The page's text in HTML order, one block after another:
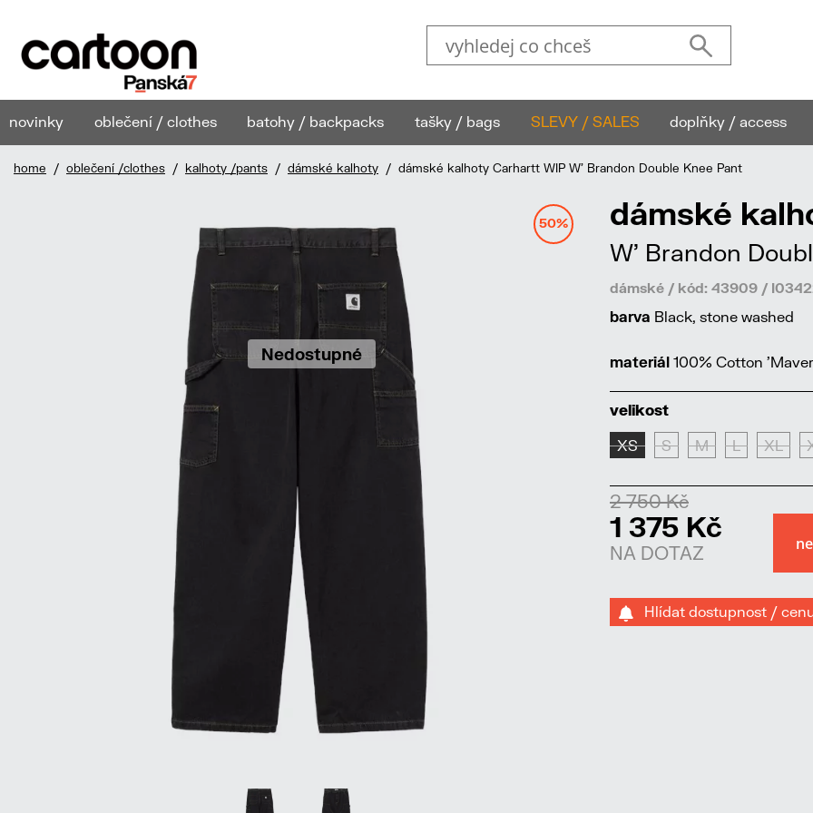
novinky oblečení / clothes batohy / backpacks tašky / bags SLEVY / SALES doplňky / access
home / oblečení /clothes / kalhoty /pants / dámské kalhoty / dámské kalhoty Carhartt WIP W' Brandon Double Knee Pant
Nedostupné
50% dámské
W' Brandon
dámské / kód: 43909 /
barva Black, stone washed
materiál 100% Cotton
velikost
XS S M L XL
2 750 Kč
1 375 Kč
NA DOTAZ
Hlídat dostupnost /